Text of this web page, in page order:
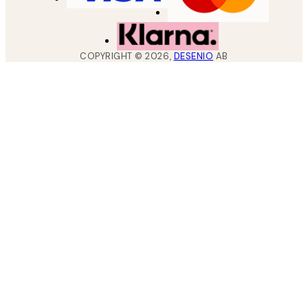
COPYRIGHT ©2026, DESENIO AB